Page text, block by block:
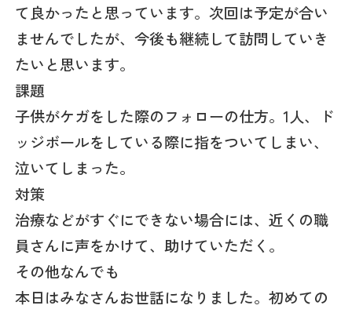
て良かったと思っています。次回は予定が合い
ませんでしたが、今後も継続して訪問していき
たいと思います。
課題
子供がケガをした際のフォローの仕方。1人、ド
ッジボールをしている際に指をついてしまい、
泣いてしまった。
対策
治療などがすぐにできない場合には、近くの職
員さんに声をかけて、助けていただく。
その他なんでも
本日はみなさんお世話になりました。初めての